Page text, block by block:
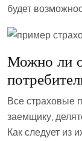
будет
Можно ли
Все страховые
заемщику,
Как следует из